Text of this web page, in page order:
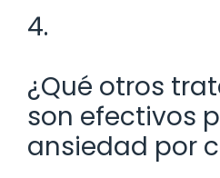
4.
¿Qué otros
son efectivos
ansiedad por